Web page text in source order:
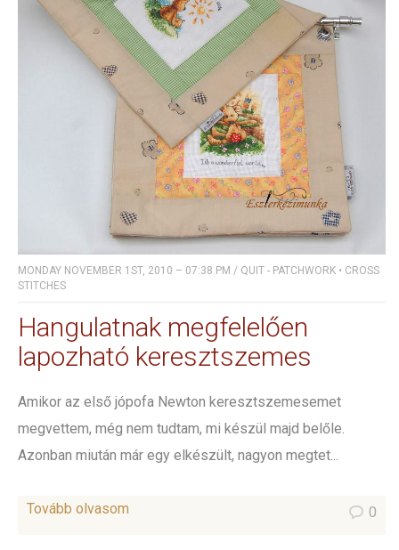
MONDAY NOVEMBER 1ST, 2010 – 07:38 PM / QUIT - PATCHWORK • CROSS
STITCHES
Hangulatnak megfelelően
lapozható keresztszemes
Amikor az első jópofa Newton keresztszemesemet
megvettem, még nem tudtam, mi készül majd belőle.
Azonban miután már egy elkészült, nagyon megtet...
Tovább olvasom 0